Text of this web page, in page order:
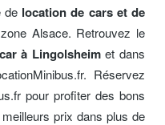
de location de cars et de
Alsace. Retrouvez le
à Lingolsheimet dans
Réservez
pour profiter des bons
prix dans plus de